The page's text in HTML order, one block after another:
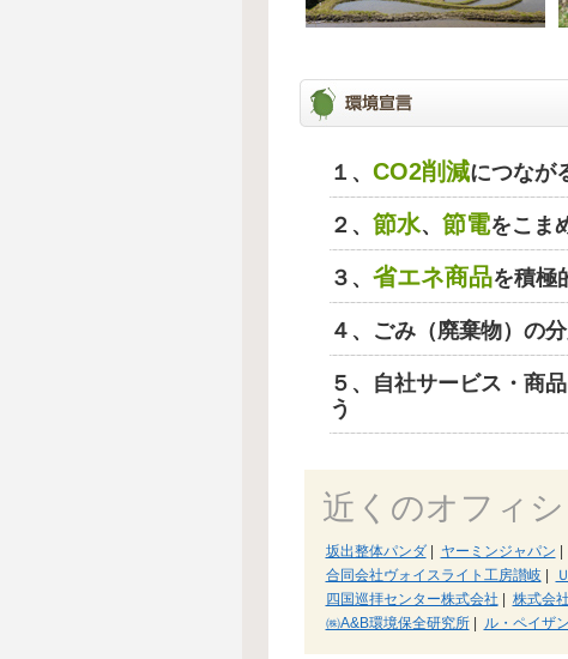
１、 CO2削減につなが
２、 節水、 節電をこま
３、 省エネ商品を積極
４、ごみ（廃棄物）の分
５、自社サービス・商
う
近くのオフィ
坂出整体パンダ| ヤーミンジャパン
合同会社ヴォイスライト工房讃岐
四国巡拝センター株式会社
株式会
㈱A&B環境保全研究所| ル・ペイザン